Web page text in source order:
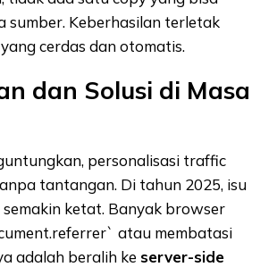
sumber. Keberhasilan terletak
cerdas dan otomatis.
dan Solusi di Masa
personalisasi traffic
tantangan. Di tahun 2025, isu
ketat. Banyak browser
atau membatasi
adalah beralih ke server-side